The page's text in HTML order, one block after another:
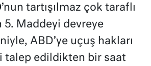
tartışılmaz çok taraflı
5. Maddeyi devreye
ABD’ye uçuş hakları
talep edildikten bir saat